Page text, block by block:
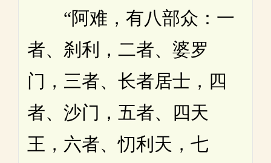
“阿难，有八部众：一
者、刹利，二者、婆罗
门，三者、长者居士，四
者、沙门，五者、四天
王，六者、忉利天，七